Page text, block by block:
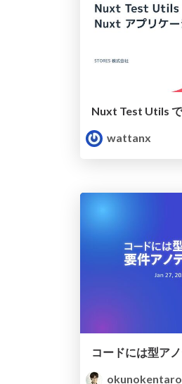
wattanx
okunokentaro